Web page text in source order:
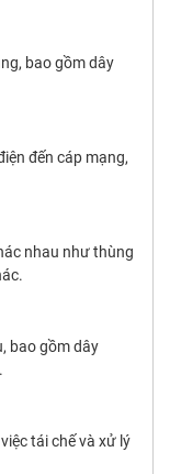
bao gồm dây
đến cáp mạng,
nhau như thùng
bao gồm dây
tái chế và xử lý